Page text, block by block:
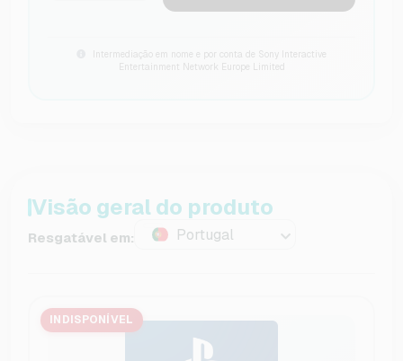
Intermediação em nome e por conta de Sony Interactive
Entertainment Network Europe Limited
Visão geral do produto
Resgatável em: Portugal
INDISPONÍVEL